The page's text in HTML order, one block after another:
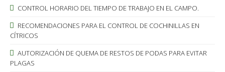
CONTROL HORARIO DEL TIEMPO DE TRABAJO EN EL CAMPO.
RECOMENDACIONES PARA EL CONTROL DE COCHINILLAS EN
CÍTRICOS
AUTORIZACIÓN DE QUEMA DE RESTOS DE PODAS PARA EVITAR
PLAGAS